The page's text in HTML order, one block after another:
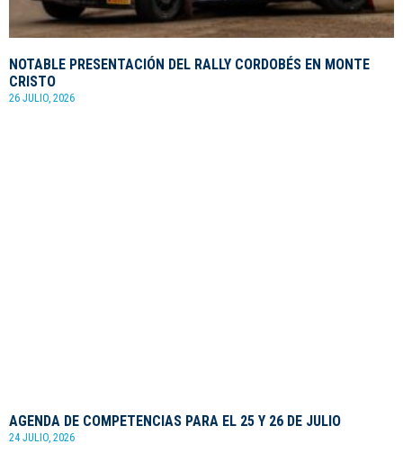
NOTABLE PRESENTACIÓN DEL RALLY CORDOBÉS EN MONTE
CRISTO
26 JULIO, 2026
AGENDA DE COMPETENCIAS PARA EL 25 Y 26 DE JULIO
24 JULIO, 2026